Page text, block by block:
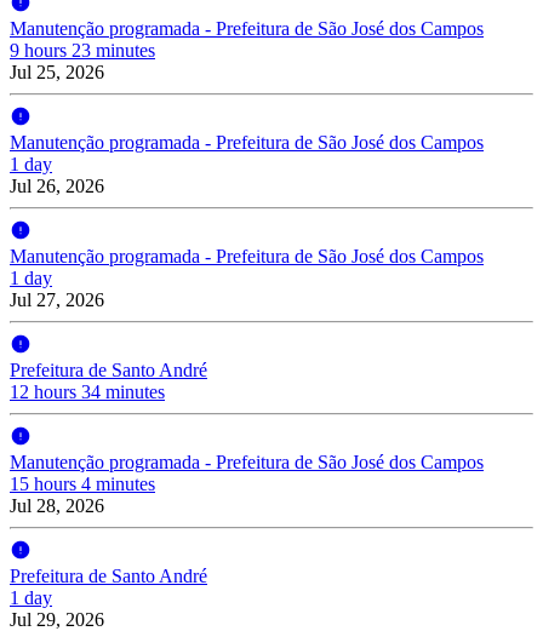
Manutenção programada - Prefeitura de São José dos Campos
9 hours 23 minutes
Jul 25, 2026
Manutenção programada - Prefeitura de São José dos Campos
1 day
Jul 26, 2026
Manutenção programada - Prefeitura de São José dos Campos
1 day
Jul 27, 2026
Prefeitura de Santo André
12 hours 34 minutes
Manutenção programada - Prefeitura de São José dos Campos
15 hours 4 minutes
Jul 28, 2026
Prefeitura de Santo André
1 day
Jul 29, 2026